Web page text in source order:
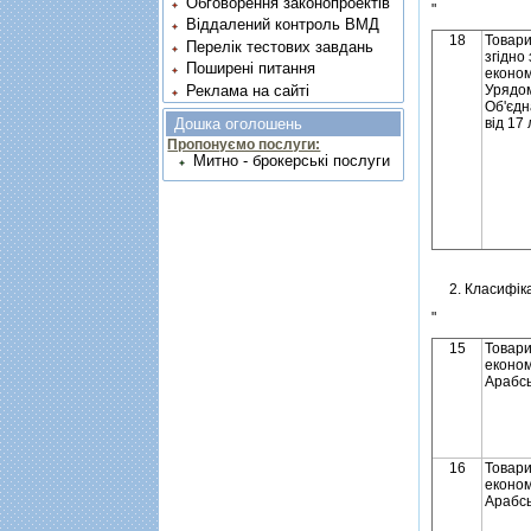
"
18
згiдно
вiд 17
2.
"
15
16
Віддалений контроль ВМД
Перелік тестових завдань
Поширені питання
Реклама на сайті
Дошка оголошень
Пропонуємо послуги:
Митно - брокерські послуги